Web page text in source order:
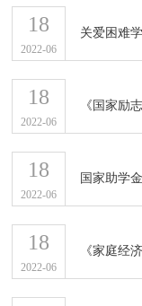
18
2022-06
关爱困难
18
2022-06
《国家励
18
2022-06
国家助学
18
2022-06
《家庭经